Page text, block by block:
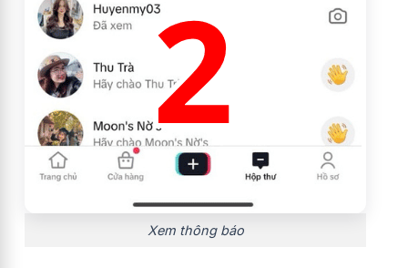
Xem thông báo